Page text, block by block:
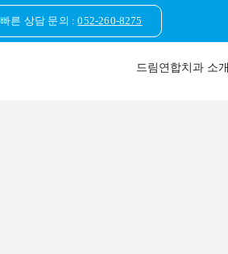
빠른 상담 문의 :052-260-8275
드림연합치과 소개